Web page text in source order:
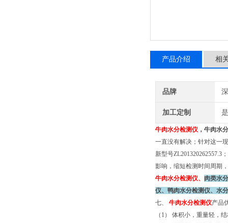
产品介绍 相
品牌
加工定制 是
牛肉水分检测仪 ，牛肉水
一直没有解决；针对这一
新型号ZL201320262557.3
影响，缩短检测时间周期
牛肉水分检测仪、 肉类水
仪、鸭肉水分检测仪、 水
七、 牛肉水分检测仪产品
（1） 体积小，重量轻，